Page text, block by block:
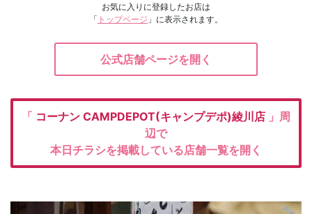
お気に入りに登録したお店は
「 トップページ 」に表示されます。
公式店舗ページを開く
「 コーナン CAMPDEPOT(キャンプデポ)綾川店 」周
辺で
本日チラシを掲載している店舗一覧を開く